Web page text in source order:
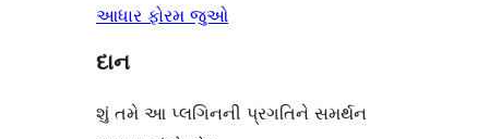
આધાર ફોરમ જુઓ
દાન
શું તમે આ પ્લગિનની પ્રગતિને સમર્થન